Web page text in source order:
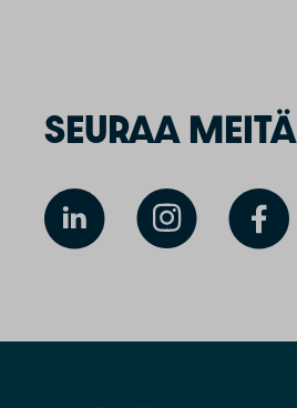
SEURAA MEITÄ